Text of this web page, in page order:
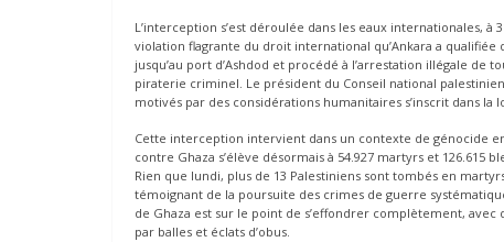
L’interception s’est déroulée dans les eaux internationales,
violation flagrante du droit international qu’Ankara a qualifiée
jusqu’au port d’Ashdod et procédé à l’arrestation illégale de
piraterie criminel. Le président du Conseil national
motivés par des considérations humanitaires s’inscrit dans la
Cette interception intervient dans un contexte de génocide
contre Ghaza s’élève désormais à 54.927 martyrs et 126.615
Rien que lundi, plus de 13 Palestiniens sont tombés en
témoignant de la poursuite des crimes de guerre
de Ghaza est sur le point de s’effondrer complètement,
par balles et éclats d’obus.